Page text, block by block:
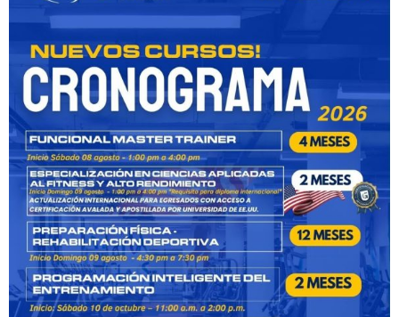
En solo 3 meses
Aprende lo esencial sin perder tiempo. El
programa está condensado para entregarte solo
lo que realmente necesitas dominar, sin relleno.